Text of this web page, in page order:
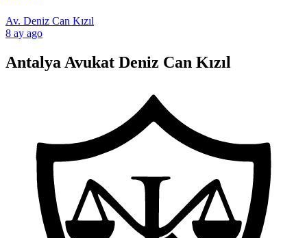
Av. Deniz Can Kızıl
8 ay ago
Antalya Avukat Deniz Can Kızıl